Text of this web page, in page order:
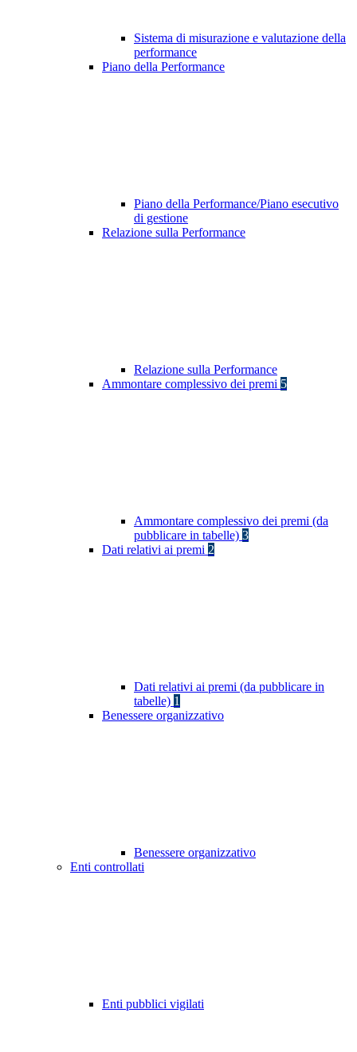
Sistema di misurazione e valutazione della
performance
Piano della Performance
Piano della Performance/Piano esecutivo
di gestione
Relazione sulla Performance
Relazione sulla Performance
Ammontare complessivo dei premi 5
Ammontare complessivo dei premi (da
pubblicare in tabelle) 3
Dati relativi ai premi 2
Dati relativi ai premi (da pubblicare in
tabelle) 1
Benessere organizzativo
Benessere organizzativo
Enti controllati
Enti pubblici vigilati